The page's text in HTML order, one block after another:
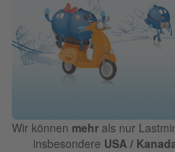
Wir können mehr als nur
insbesondere USA /